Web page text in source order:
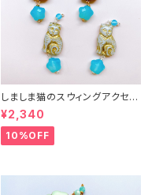
しましま猫のスウィングアクセサ
リー２
¥2,340
10%OFF